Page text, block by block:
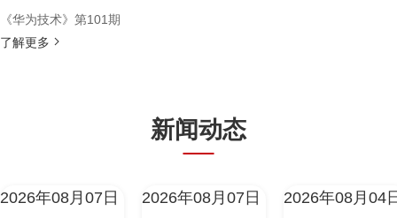
《华为技术》第101期
了解更多
新闻动态
2026年08月07日 2026年08月07日 2026年08月04